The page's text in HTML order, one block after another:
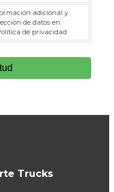
adicional y
de datos en
de privacidad
Trucks